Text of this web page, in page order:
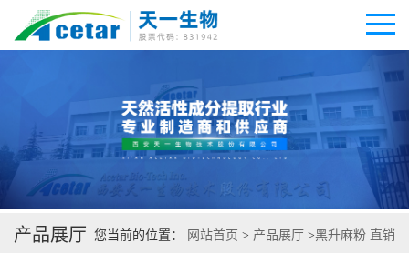
公司首页
公司介绍
公司动态
产品展厅 您当前的位置： 网站首页 > 产品展厅 >黑升麻粉 直销